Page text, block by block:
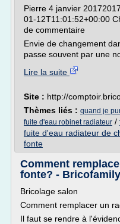
Pierre 4 janvier
01-12T11:01:52+00:00
de commentaire
Envie de changement
passe souvent par une
Lire la suite
Site : http://
Thèmes liés : quand je
fuite d'eau robinet radiateur /
fuite d'eau radiateur de
fonte
Comment
fonte? - Bricofamily
Bricolage salon
Comment remplacer un
Il faut se rendre à